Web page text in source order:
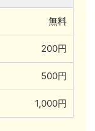
無料
200円
500円
1,000円